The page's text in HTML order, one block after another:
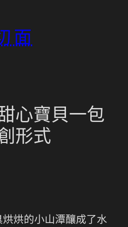
面
心寶貝一包
形式
烘的小山潭釀成了水